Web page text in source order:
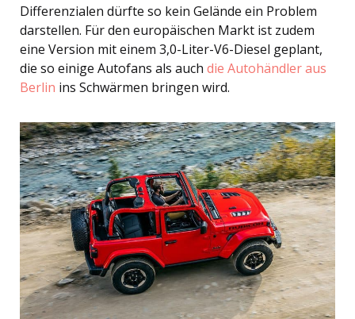
Differenzialen dürfte so kein Gelände ein Problem
darstellen. Für den europäischen Markt ist zudem
eine Version mit einem 3,0-Liter-V6-Diesel geplant,
die so einige Autofans als auch die Autohändler aus
Berlin ins Schwärmen bringen wird.